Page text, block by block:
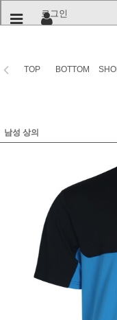
로그인
TOP BOTTOM
남성 상의